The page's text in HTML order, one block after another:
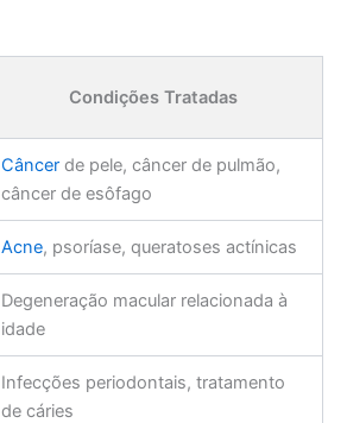
Condições Tratadas
Câncerde pele, câncer de pulmão,
câncer de esôfago
Acne, psoríase, queratoses actínicas
Degeneração macular relacionada à
idade
Infecções periodontais, tratamento
de cáries